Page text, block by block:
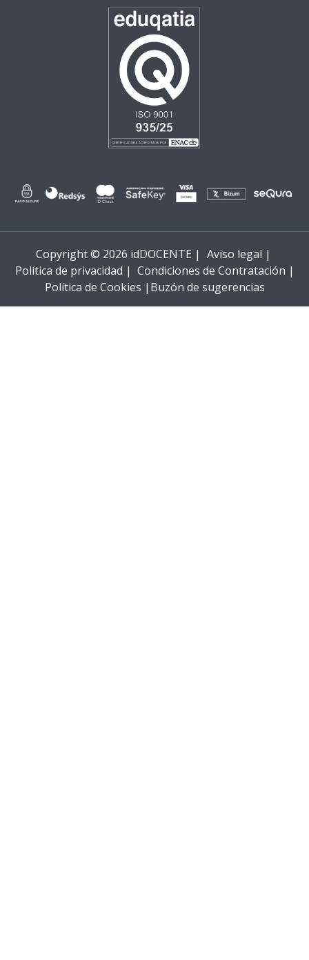
Copyright © 2026 idDOCENTE | Aviso legal |
Política de privacidad | Condiciones de Contratación |
Política de Cookies | Buzón de sugerencias